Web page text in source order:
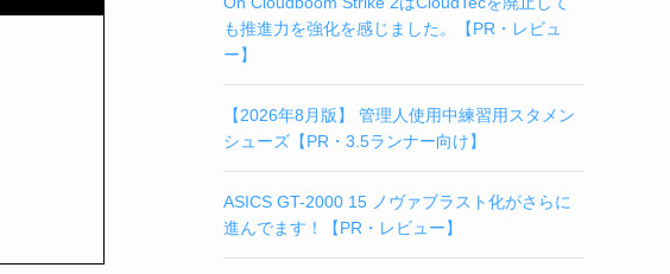
も推進力を強化を感じました。【PR・レビュ
ー】
【2026年8月版】 管理人使用中練習用スタメン
シューズ【PR・3.5ランナー向け】
ASICS GT-2000 15 ノヴァブラスト化がさらに
進んでます！【PR・レビュー】